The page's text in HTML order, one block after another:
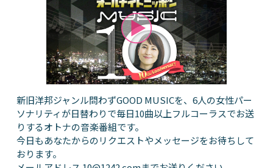
新旧洋邦ジャンル問わずGOOD MUSICを、6人の女性パー
ソナリティが日替わりで毎日10曲以上フルコーラスでお送
りするオトナの音楽番組です。
今日もあなたからのリクエストやメッセージをお待ちして
おります。